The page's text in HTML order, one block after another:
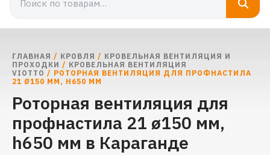
ГЛАВНАЯ / КРОВЛЯ / КРОВЕЛЬНАЯ ВЕНТИЛЯЦИЯ И
ПРОХОДКИ / КРОВЕЛЬНАЯ ВЕНТИЛЯЦИЯ
VIOTTO / РОТОРНАЯ ВЕНТИЛЯЦИЯ ДЛЯ ПРОФНАСТИЛА
21 Ø150 ММ, H650 ММ
Роторная вентиляция для
профнастила 21 ø150 мм,
h650 мм в Караганде